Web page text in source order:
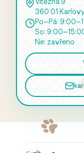
360 01
Po–Pá:
So:
Ne: zavřeno